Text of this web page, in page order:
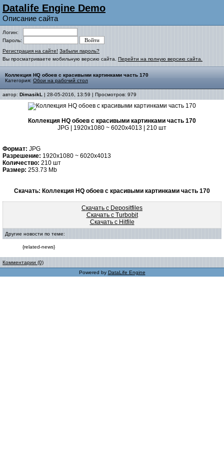
Datalife Engine Demo
Описание сайта
Логин:
Пароль:
Регистрация на сайте! Забыли пароль?
Вы просматриваете мобильную версию сайта. Перейти на полную версию сайта.
Коллекция HQ обоев с красивыми картинками часть 170
Категория: Обои на рабочий стол
автор: DimasikL | 28-05-2016, 13:59 | Просмотров: 979
Коллекция HQ обоев с красивыми картинками часть 170
JPG | 1920x1080 ~ 6020x4013 | 210 шт
Формат: JPG
Разрешение: 1920x1080 ~ 6020x4013
Количество: 210 шт
Размер: 253.73 Mb
Скачать: Коллекция HQ обоев с красивыми картинками часть 170
Скачать с Depositfiles
Скачать с Turbobit
Скачать с Hitfile
Другие новости по теме:
{related-news}
Комментарии (0)
Powered by DataLife Engine